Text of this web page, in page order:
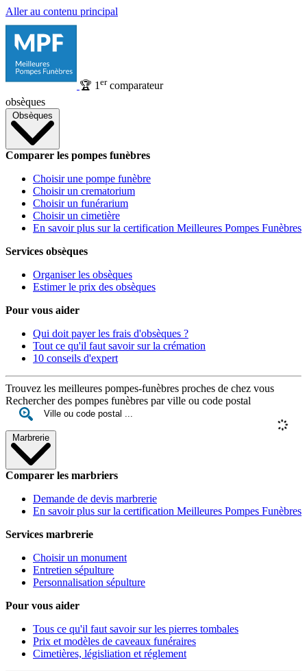
Aller au contenu principal
🏆 1 ercomparateur
obsèques
Obsèques
Comparer les pompes funèbres
Choisir une pompe funèbre
Choisir un crematorium
Choisir un funérarium
Choisir un cimetière
En savoir plus sur la certification Meilleures Pompes Funèbres
Services obsèques
Organiser les obsèques
Estimer le prix des obsèques
Pour vous aider
Qui doit payer les frais d'obsèques ?
Tout ce qu'il faut savoir sur la crémation
10 conseils d'expert
Trouvez les meilleures pompes-funèbres proches de chez vous
Rechercher des pompes funèbres par ville ou code postal
Marbrerie
Comparer les marbriers
Demande de devis marbrerie
En savoir plus sur la certification Meilleures Pompes Funèbres
Services marbrerie
Choisir un monument
Entretien sépulture
Personnalisation sépulture
Pour vous aider
Tous ce qu'il faut savoir sur les pierres tombales
Prix et modèles de caveaux funéraires
Cimetières, législiation et réglement